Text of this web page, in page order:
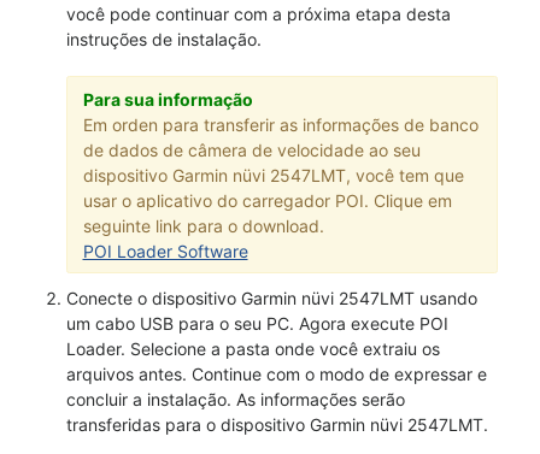
você pode continuar com a próxima etapa desta
instruções de instalação.
Para sua informação
Em orden para transferir as informações de banco
de dados de câmera de velocidade ao seu
dispositivo Garmin nüvi 2547LMT, você tem que
usar o aplicativo do carregador POI. Clique em
seguinte link para o download.
POI Loader Software
Conecte o dispositivo Garmin nüvi 2547LMT usando
um cabo USB para o seu PC. Agora execute POI
Loader. Selecione a pasta onde você extraiu os
arquivos antes. Continue com o modo de expressar e
concluir a instalação. As informações serão
transferidas para o dispositivo Garmin nüvi 2547LMT.